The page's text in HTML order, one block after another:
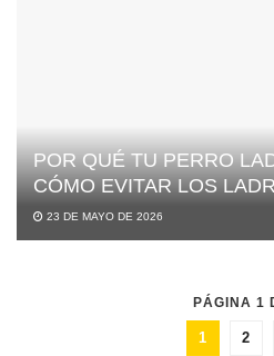
POR QUÉ TU PERRO
CÓMO EVITAR LOS
23 DE MAYO DE 2026
PÁGINA 1
1 2